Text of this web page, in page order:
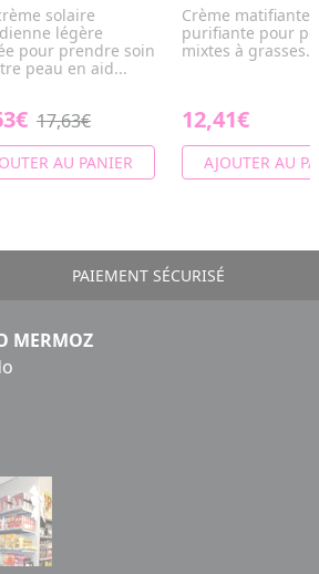
solaire
légère
pour prendre soin
peau en aid...
17,63€
AU PANIER
Crème matifiante
purifiante pour
mixtes à grasses.
12,41€
AJOUTER AU
PAIEMENT SÉCURISÉ
MERMOZ